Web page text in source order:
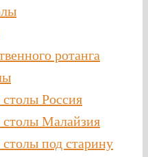
ротанга
Россия
столы Малайзия
под старину